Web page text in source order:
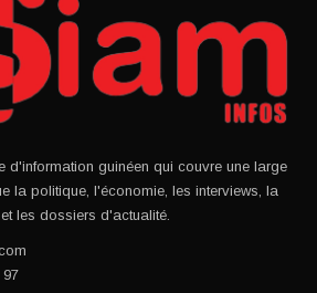
d'information guinéen qui couvre une large
la politique, l'économie, les interviews, la
les dossiers d'actualité.
97